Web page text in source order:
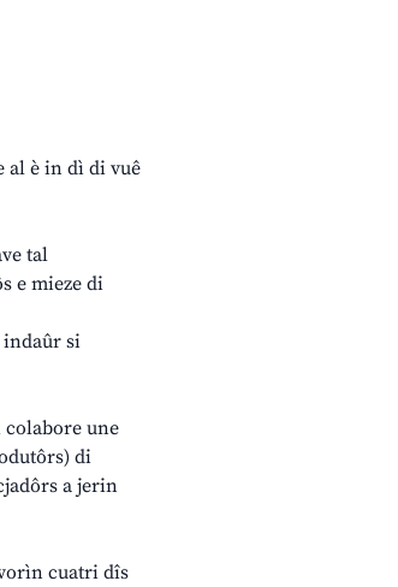
al è in dì di vuê
tal
e mieze di
indaûr si
une
di
a jerin
cuatri dîs